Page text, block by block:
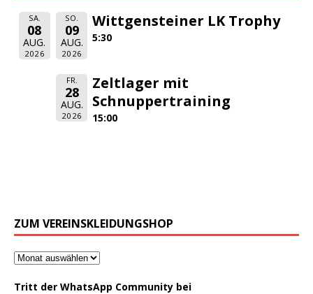
SA.
08
AUG.
2026
SO.
09
AUG.
2026
Wittgensteiner LK Trophy
5:30
FR.
28
AUG.
2026
Zeltlager mit
Schnuppertraining
15:00
ZUM VEREINSKLEIDUNGSHOP
Tritt der WhatsApp Community bei